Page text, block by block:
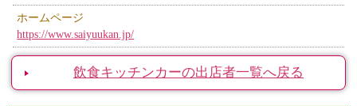
ホームページ
https://www.saiyuukan.jp/
飲食キッチンカーの出店者一覧へ戻る